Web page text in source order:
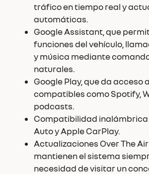
tráfico en tiempo real y
automáticas.
Google Assistant, que
funciones del vehículo,
y música mediante
naturales.
Google Play, que da acceso
compatibles como Spotify,
podcasts.
Compatibilidad inalámbrica
Auto y Apple CarPlay.
Actualizaciones Over The Air
mantienen el sistema
necesidad de visitar un